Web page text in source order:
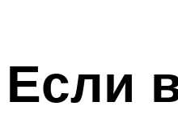
Если